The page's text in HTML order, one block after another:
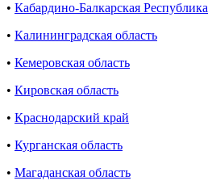
• Кабардино-Балкарская Республика
• Калининградская область
• Кемеровская область
• Кировская область
• Краснодарский край
• Курганская область
• Магаданская область